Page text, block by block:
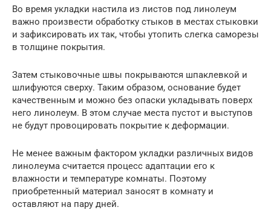
Во время укладки настила из листов под линолеум
важно произвести обработку стыков в местах стыковки
и зафиксировать их так, чтобы утопить слегка саморезы
в толщине покрытия.
Затем стыковочные швы покрываются шпаклевкой и
шлифуются сверху. Таким образом, основание будет
качественным и можно без опаски укладывать поверх
него линолеум. В этом случае места пустот и выступов
не будут провоцировать покрытие к деформации.
Не менее важным фактором укладки различных видов
линолеума считается процесс адаптации его к
влажности и температуре комнаты. Поэтому
приобретенный материал заносят в комнату и
оставляют на пару дней.